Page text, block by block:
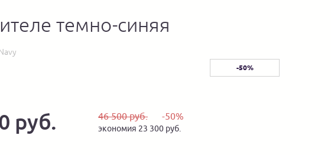
темно-синяя
-50%
руб. 46 500 руб. -50%
экономия 23 300 руб.